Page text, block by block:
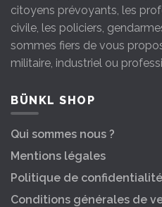
citoyens prévoyants, les
civile, les policiers,
sommes fiers de vous
militaire, industriel ou
BÜNKL SHOP
Qui sommes nous ?
Mentions légales
Politique de confidentialité
Conditions générales de